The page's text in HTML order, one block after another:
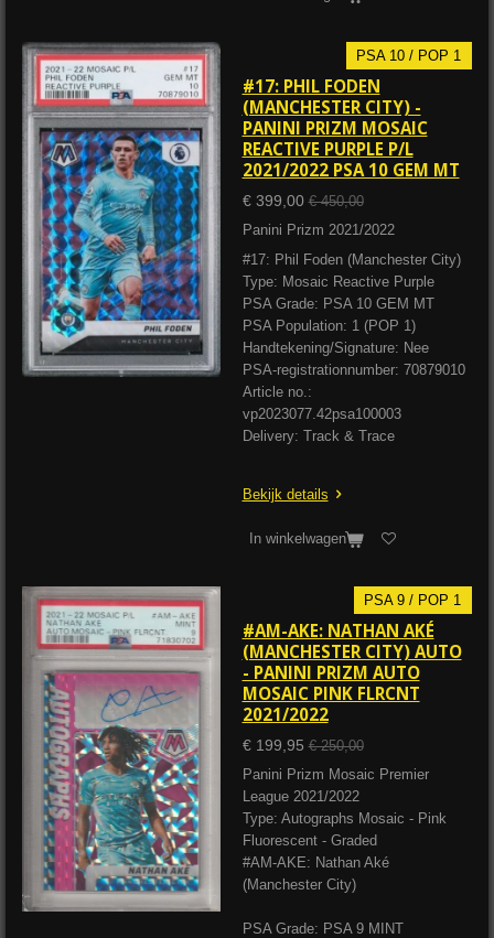
PSA 10 / POP 1
#17: PHIL FODEN
(MANCHESTER CITY) -
PANINI PRIZM MOSAIC
REACTIVE PURPLE P/L
2021/2022 PSA 10 GEM MT
€ 399,00 € 450,00
Panini Prizm 2021/2022
#17: Phil Foden (Manchester City)
Type: Mosaic Reactive Purple
PSA Grade: PSA 10 GEM MT
PSA Population: 1 (POP 1)
Handtekening/Signature: Nee
PSA-registrationnumber: 70879010
Article no.:
vp2023077.42psa100003
Delivery: Track & Trace
Bekijk details
In winkelwagen
PSA 9 / POP 1
#AM-AKE: NATHAN AKÉ
(MANCHESTER CITY) AUTO
- PANINI PRIZM AUTO
MOSAIC PINK FLRCNT
2021/2022
€ 199,95 € 250,00
Panini Prizm Mosaic Premier
League 2021/2022
Type: Autographs Mosaic - Pink
Fluorescent - Graded
#AM-AKE: Nathan Aké
(Manchester City)
PSA Grade: PSA 9 MINT